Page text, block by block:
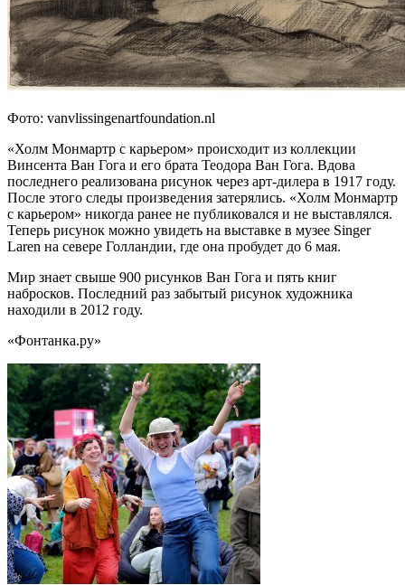
Фото: vanvlissingenartfoundation.nl
«Холм Монмартр с карьером» происходит из коллекции
Винсента Ван Гога и его брата Теодора Ван Гога. Вдова
последнего реализована рисунок через арт-дилера в 1917 году.
После этого следы произведения затерялись. «Холм Монмартр
с карьером» никогда ранее не публиковался и не выставлялся.
Теперь рисунок можно увидеть на выставке в музее Singer
Laren на севере Голландии, где она пробудет до 6 мая.
Мир знает свыше 900 рисунков Ван Гога и пять книг
набросков. Последний раз забытый рисунок художника
находили в 2012 году.
«Фонтанка.ру»